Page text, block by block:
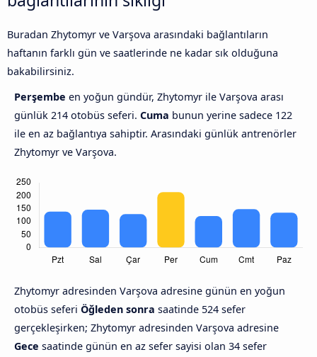
Buradan Zhytomyr ve Varşova arasındaki bağlantıların
haftanın farklı gün ve saatlerinde ne kadar sık olduğuna
bakabilirsiniz.
Perşembe en yoğun gündür, Zhytomyr ile Varşova arası
günlük 214 otobüs seferi. Cuma bunun yerine sadece 122
ile en az bağlantıya sahiptir. Arasındaki günlük antrenörler
Zhytomyr ve Varşova.
Zhytomyr adresinden Varşova adresine günün en yoğun
otobüs seferi Öğleden sonra saatinde 524 sefer
gerçekleşirken; Zhytomyr adresinden Varşova adresine
Gece saatinde günün en az sefer sayisi olan 34 sefer